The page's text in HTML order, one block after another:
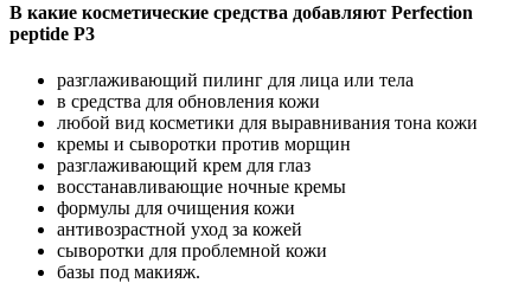
В какие косметические средства добавляют Perfection
peptide P3
разглаживающий пилинг для лица или тела
в средства для обновления кожи
любой вид косметики для выравнивания тона кожи
кремы и сыворотки против морщин
разглаживающий крем для глаз
восстанавливающие ночные кремы
формулы для очищения кожи
антивозрастной уход за кожей
сыворотки для проблемной кожи
базы под макияж.